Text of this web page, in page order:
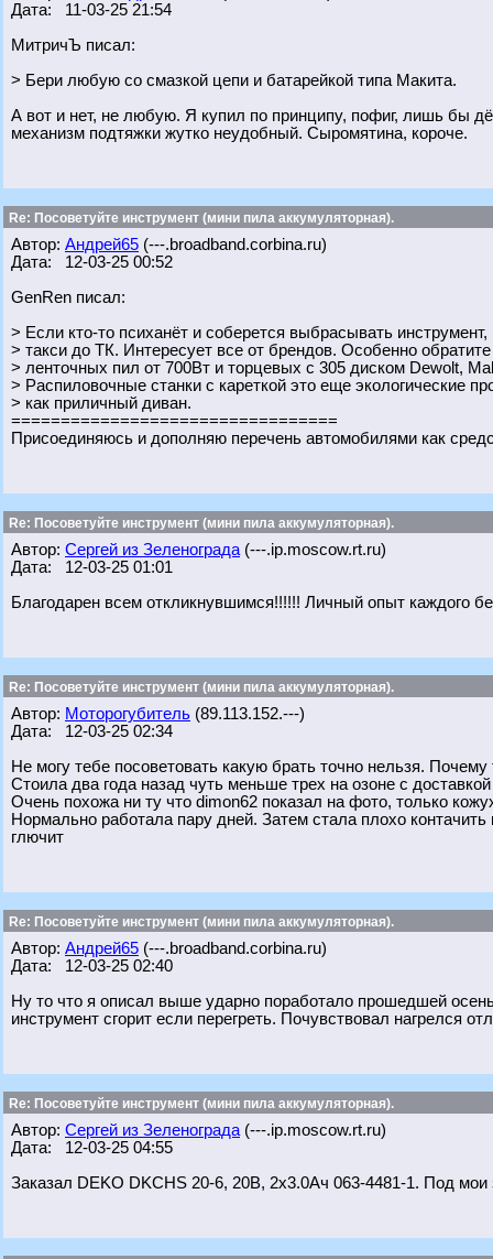
Дата: 11-03-25 21:54
МитричЪ писал:
> Бери любую со смазкой цепи и батарейкой типа Макита.
А вот и нет, не любую. Я купил по принципу, пофиг, лишь бы
механизм подтяжки жутко неудобный. Сыромятина, короче.
Re: Посоветуйте инструмент (мини пила аккумуляторная).
Автор: Андрей65 (---.broadband.corbina.ru)
Дата: 12-03-25 00:52
GenRen писал:
> Если кто-то психанёт и соберется выбрасывать
> такси до ТК. Интересует все от брендов. Особенно
> ленточных пил от 700Вт и торцевых с 305 диском Dewolt,
> Распиловочные станки с кареткой это еще экологические
> как приличный диван.
=================================
Присоединяюсь и дополняю перечень автомобилями как
Re: Посоветуйте инструмент (мини пила аккумуляторная).
Автор: Сергей из Зеленограда (---.ip.moscow.rt.ru)
Дата: 12-03-25 01:01
Благодарен всем откликнувшимся!!!!!! Личный опыт каждого
Re: Посоветуйте инструмент (мини пила аккумуляторная).
Автор: Моторогубитель (89.113.152.---)
Дата: 12-03-25 02:34
Не могу тебе посоветовать какую брать точно нельзя.
Стоила два года назад чуть меньше трех на озоне с
Очень похожа ни ту что dimon62 показал на фото, только
Нормально работала пару дней. Затем стала плохо
глючит
Re: Посоветуйте инструмент (мини пила аккумуляторная).
Автор: Андрей65 (---.broadband.corbina.ru)
Дата: 12-03-25 02:40
Ну то что я описал выше ударно поработало прошедшей
инструмент сгорит если перегреть. Почувствовал нагрелся
Re: Посоветуйте инструмент (мини пила аккумуляторная).
Автор: Сергей из Зеленограда (---.ip.moscow.rt.ru)
Дата: 12-03-25 04:55
Заказал DEKO DKCHS 20-6, 20В, 2x3.0Ач 063-4481-1. Под